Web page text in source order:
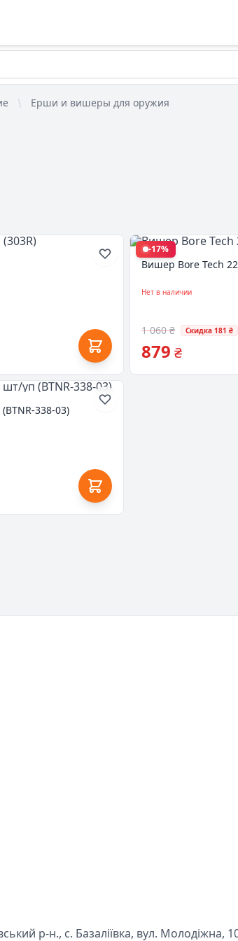
Ерши и вишеры для оружия
-17%
Вишер Bore Tech
Нет в наличии
1 060 ₴ Скидка 181 ₴
879 ₴
338-03)
р-н., с. Базаліївка, вул. Молодіжна,